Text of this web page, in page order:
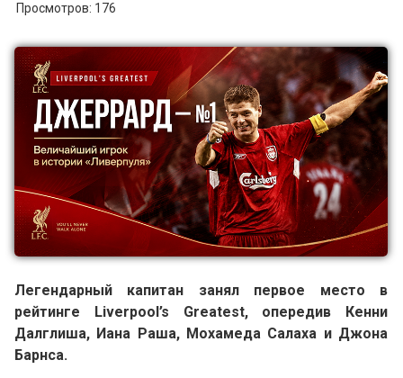
Просмотров: 176
Легендарный капитан занял первое место в
рейтинге Liverpool’s Greatest, опередив Кенни
Далглиша, Иана Раша, Мохамеда Салаха и Джона
Барнса.